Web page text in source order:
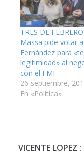
TRES DE
Massa pide votar a
Fernández para
legitimidad» al
con el FMI
26 septiembre,
En «Política»
VICENTE